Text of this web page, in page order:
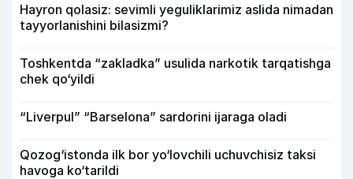
Hayron qolasiz: sevimli yeguliklarimiz aslida nimadan
tayyorlanishini bilasizmi?
Toshkentda “zakladka” usulida narkotik tarqatishga
chek qo‘yildi
“Liverpul” “Barselona” sardorini ijaraga oladi
Qozog‘istonda ilk bor yo‘lovchili uchuvchisiz taksi
havoga ko‘tarildi